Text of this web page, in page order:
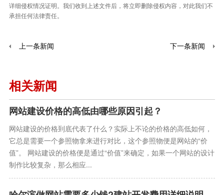
详细侵权情况证明。我们收到上述文件后，将立即删除侵权内容，对此我们不
承担任何法律责任。
上一条新闻 下一条新闻
相关新闻
网站建设价格的高低由哪些原因引起？
网站建设的价格到底代表了什么？实际上不论的价格的高低如何，
它总是需要一个参照物拿来进行对比，这个参照物便是网站的“价
值”。 网站建设的价格便是通过“价值”来确定，如果一个网站的设计
制作比较复杂，那么相应...